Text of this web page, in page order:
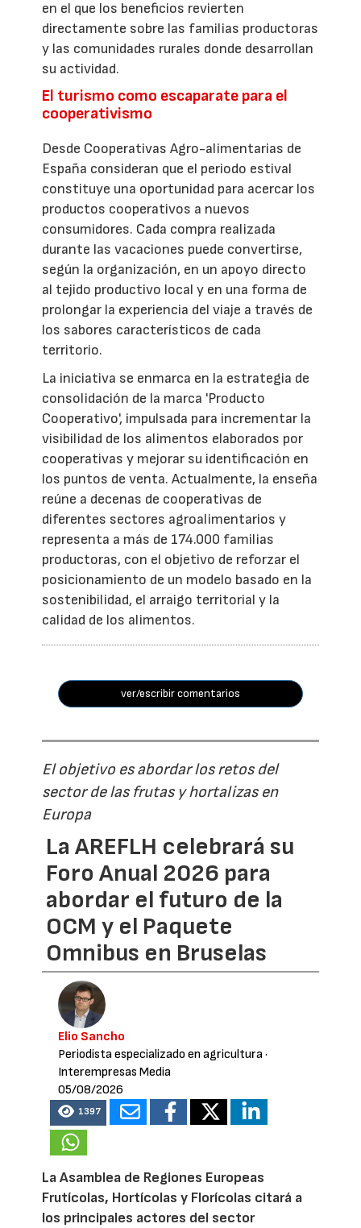
en el que los beneficios revierten
directamente sobre las familias productoras
y las comunidades rurales donde desarrollan
su actividad.
El turismo como escaparate para el
cooperativismo
Desde Cooperativas Agro-alimentarias de
España consideran que el periodo estival
constituye una oportunidad para acercar los
productos cooperativos a nuevos
consumidores. Cada compra realizada
durante las vacaciones puede convertirse,
según la organización, en un apoyo directo
al tejido productivo local y en una forma de
prolongar la experiencia del viaje a través de
los sabores característicos de cada
territorio.
La iniciativa se enmarca en la estrategia de
consolidación de la marca 'Producto
Cooperativo', impulsada para incrementar la
visibilidad de los alimentos elaborados por
cooperativas y mejorar su identificación en
los puntos de venta. Actualmente, la enseña
reúne a decenas de cooperativas de
diferentes sectores agroalimentarios y
representa a más de 174.000 familias
productoras, con el objetivo de reforzar el
posicionamiento de un modelo basado en la
sostenibilidad, el arraigo territorial y la
calidad de los alimentos.
ver/escribir comentarios
El objetivo es abordar los retos del
sector de las frutas y hortalizas en
Europa
La AREFLH celebrará su
Foro Anual 2026 para
abordar el futuro de la
OCM y el Paquete
Omnibus en Bruselas
Elio Sancho
Periodista especializado en agricultura·
Interempresas Media
05/08/2026
1397
La Asamblea de Regiones Europeas
Frutícolas, Hortícolas y Florícolas citará a
los principales actores del sector